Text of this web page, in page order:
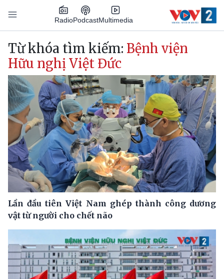
Nhảy đến nội dung
RadioPodcastMultimedia
Main navigation
Từ khóa tìm kiếm: Bệnh viện
Hữu nghị Việt Đức
Lần đầu tiên Việt Nam ghép thành công dương
vật từ người cho chết não